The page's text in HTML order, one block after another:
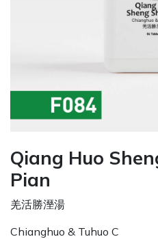
Qiang Huo
Pian
羌活勝溼湯
Chianghuo & Tuhuo C